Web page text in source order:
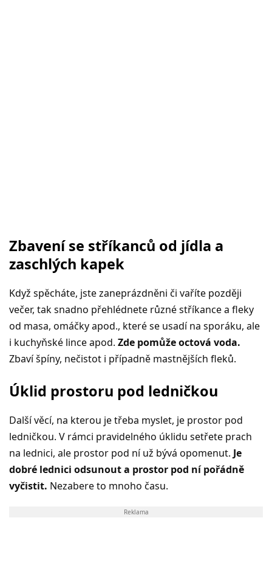
Zbavení se stříkanců od jídla a
zaschlých kapek
Když spěcháte, jste zaneprázdněni či vaříte později
večer, tak snadno přehlédnete různé stříkance a fleky
od masa, omáčky apod., které se usadí na sporáku, ale
i kuchyňské lince apod. Zde pomůže octová voda.
Zbaví špíny, nečistot i případně mastnějších fleků.
Úklid prostoru pod ledničkou
Další věcí, na kterou je třeba myslet, je prostor pod
ledničkou. V rámci pravidelného úklidu setřete prach
na lednici, ale prostor pod ní už bývá opomenut. Je
dobré lednici odsunout a prostor pod ní pořádně
vyčistit. Nezabere to mnoho času.
Reklama